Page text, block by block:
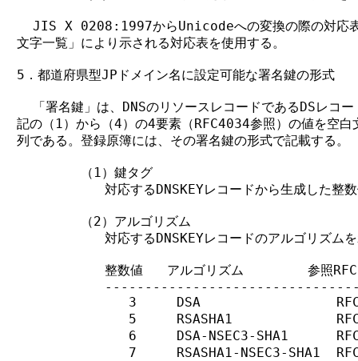
JIS X 0208:1997からUnicodeへの変換の際の対応表
文字一覧」により示される対応表を使用する。
5．都道府県型JPドメイン名に設定可能な署名鍵の形式
「署名鍵」は、DNSのリソースレコードであるDSレコ
記の（1）から（4）の4要素（RFC4034参照）の値を空白
列である。登録原簿には、その署名鍵の形式で記載する。
        （1）鍵タグ
対応するDNSKEYレコードから生成した整
        （2）アルゴリズム
対応するDNSKEYレコードのアルゴリズム
           整数値   アルゴリズム        参照RFC
3     DSA
5     RSASHA1
6     DSA-NSEC3-SHA1
7     RSASHA1-NSEC3-SHA1